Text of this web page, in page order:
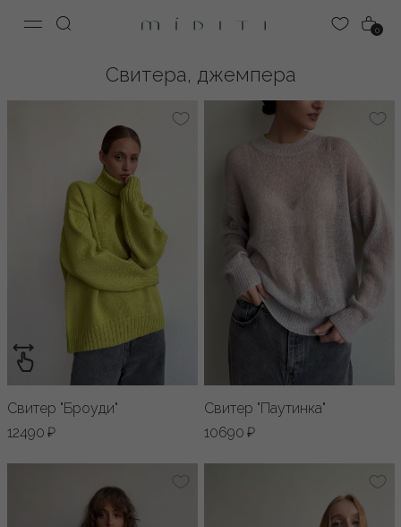
0
Свитера, джемпера
Свитер "Броуди"
12490 ₽
Свитер "Паутинка"
10690 ₽